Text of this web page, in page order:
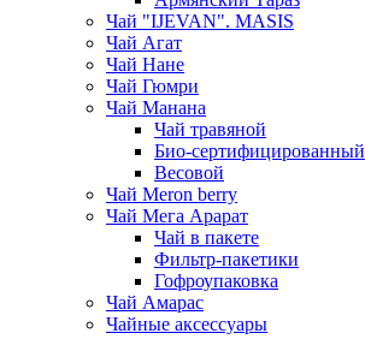
Чай "IJEVAN". MASIS
Чай Агат
Чай Нане
Чай Гюмри
Чай Манана
Чай травяной
Био-сертифицированный
Весовой
Чай Meron berry
Чай Мега Арарат
Чай в пакете
Фильтр-пакетики
Гофроупаковка
Чай Амарас
Чайные аксессуары